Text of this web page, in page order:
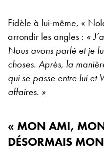
Fidèle à lui-même, «
arrondir les angles : «
Nous avons parlé et je
choses. Après, la
qui se passe entre lui et
affaires. »
« MON AMI,
DÉSORMAIS